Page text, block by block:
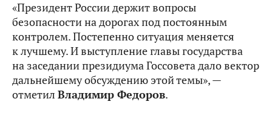
«Президент России держит вопросы
безопасности на дорогах под постоянным
контролем. Постепенно ситуация меняется
к лучшему. И выступление главы государства
на заседании президиума Госсовета дало вектор
дальнейшему обсуждению этой темы», —
отметил Владимир Федоров.